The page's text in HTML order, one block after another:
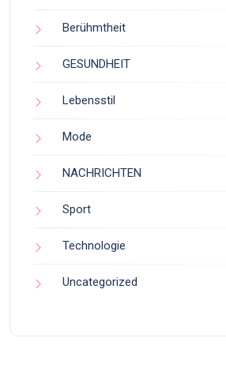
Berühmtheit
GESUNDHEIT
Lebensstil
Mode
NACHRICHTEN
Sport
Technologie
Uncategorized